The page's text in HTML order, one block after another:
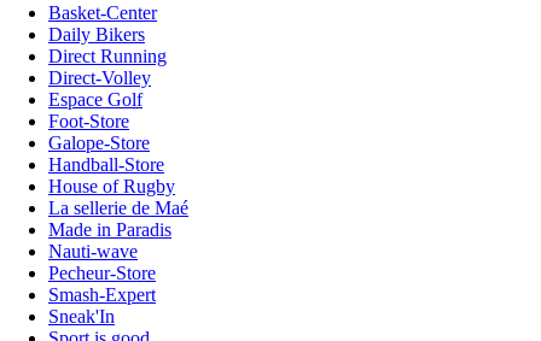
Basket-Center
Daily Bikers
Direct Running
Direct-Volley
Espace Golf
Foot-Store
Galope-Store
Handball-Store
House of Rugby
La sellerie de Maé
Made in Paradis
Nauti-wave
Pecheur-Store
Smash-Expert
Sneak'In